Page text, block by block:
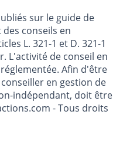
sur le guide de
conseils en
L. 321-1 et D. 321-1
L'activité de conseil en
Afin d'être
en gestion de
indépendant, doit être